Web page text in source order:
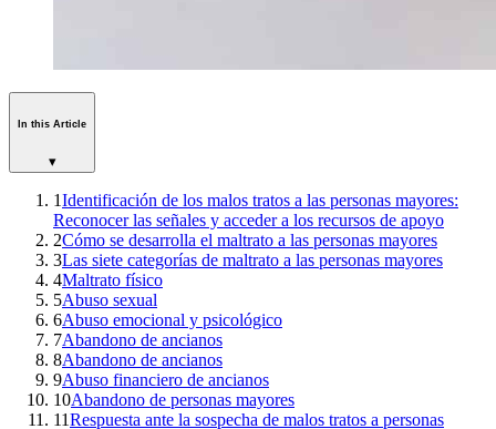
In this Article
▾
1Identificación de los malos tratos a las personas mayores:
Reconocer las señales y acceder a los recursos de apoyo
2Cómo se desarrolla el maltrato a las personas mayores
3Las siete categorías de maltrato a las personas mayores
4Maltrato físico
5Abuso sexual
6Abuso emocional y psicológico
7Abandono de ancianos
8Abandono de ancianos
9Abuso financiero de ancianos
10Abandono de personas mayores
11Respuesta ante la sospecha de malos tratos a personas